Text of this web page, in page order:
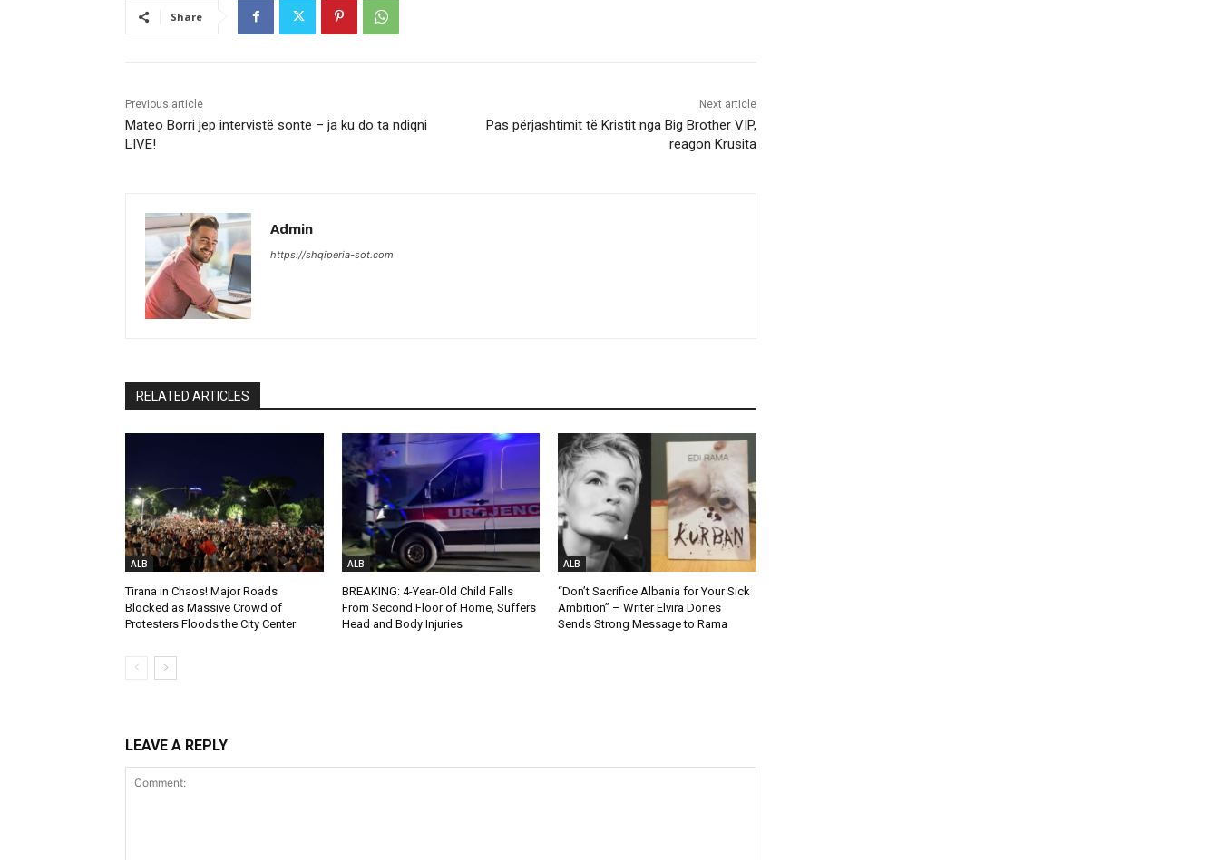
Share
Previous article
Mateo Borri jep intervistë sonte – ja ku do ta ndiqni
LIVE!
Next article
Pas përjashtimit të Kristit nga Big Brother VIP,
reagon Krusita
Admin
https://shqiperia-sot.com
RELATED ARTICLES
ALB
Tirana in Chaos! Major Roads
Blocked as Massive Crowd of
Protesters Floods the City Center
ALB
BREAKING: 4-Year-Old Child Falls
From Second Floor of Home, Suffers
Head and Body Injuries
ALB
“Don’t Sacrifice Albania for Your Sick
Ambition” – Writer Elvira Dones
Sends Strong Message to Rama
LEAVE A REPLY